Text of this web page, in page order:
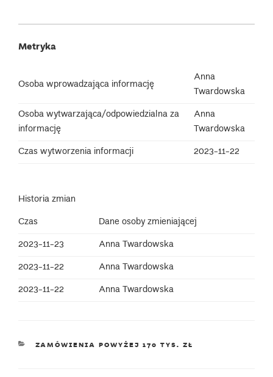
Metryka
Osoba wprowadzająca informację
Anna
Twardowska
Osoba wytwarzająca/odpowiedzialna za
informację
Anna
Twardowska
Czas wytworzenia informacji
2023-11-22
Historia zmian
Czas
Dane osoby zmieniającej
2023-11-23
Anna Twardowska
2023-11-22
Anna Twardowska
2023-11-22
Anna Twardowska
KATEGORIE
ZAMÓWIENIA POWYŻEJ 170 TYS. ZŁ